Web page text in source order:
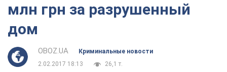
млн грн за разрушенный
дом
OBOZ.UA
Криминальные новости
2.02.2017 18:13
26,1 т.